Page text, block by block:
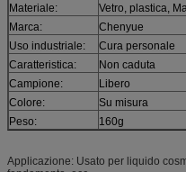
Materiale:
Vetro, plastica,
Marca:
Chenyue
Uso industriale:
Cura personale
Caratteristica:
Non caduta
Campione:
Libero
Colore:
Su misura
Peso:
160g
Applicazione: Usato per liquido